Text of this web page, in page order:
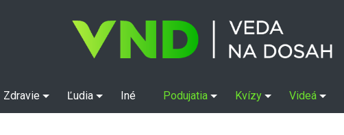
Zdravie Ľudia Iné Podujatia Kvízy Videá